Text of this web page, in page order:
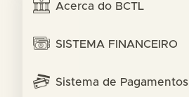
Acerca do BCTL
SISTEMA FINANCEIRO
Sistema de Pagamentos